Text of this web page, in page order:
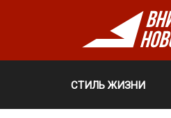
СТИЛЬ ЖИЗНИ